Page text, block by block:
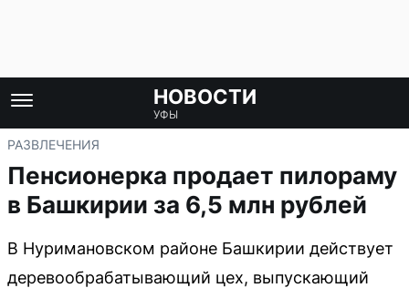
НОВОСТИ
УФЫ
РАЗВЛЕЧЕНИЯ
Пенсионерка продает пилораму
в Башкирии за 6,5 млн рублей
В Нуримановском районе Башкирии действует
деревообрабатывающий цех, выпускающий